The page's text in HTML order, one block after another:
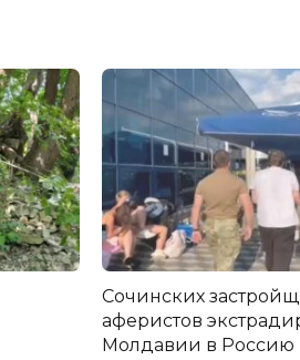
Сочинских
аферистов
Молдавии в Россию